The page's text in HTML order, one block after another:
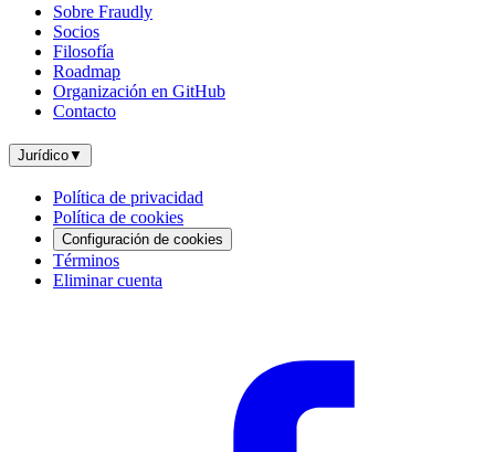
Sobre Fraudly
Socios
Filosofía
Roadmap
Organización en GitHub
Contacto
Jurídico▼
Política de privacidad
Política de cookies
Configuración de cookies
Términos
Eliminar cuenta